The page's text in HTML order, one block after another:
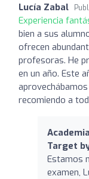
Lucía Zabal
Experiencia
bien a sus
ofrecen
profesoras. He
en un año. Este
recomiendo a
Target
Estamos
examen,